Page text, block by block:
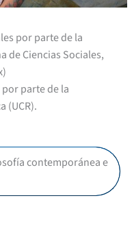
por parte de la
de Ciencias Sociales,
parte de la
(UCR).
contemporánea e